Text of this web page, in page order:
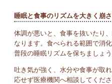
睡眠と食事のリズムを大きく崩
体調が悪いと、食事を抜いたり
なります。食べられる範囲で消
普段の睡眠リズムを保ちましょう
吐き気が強く、水分や食事が取
応せず医療機関へ相談してくださ